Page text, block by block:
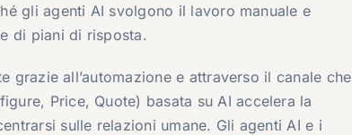
gli agenti AI svolgono il lavoro manuale e
di piani di risposta.
all’automazione e attraverso il canale che
Price, Quote) basata su AI accelera la
sulle relazioni umane. Gli agenti AI e i